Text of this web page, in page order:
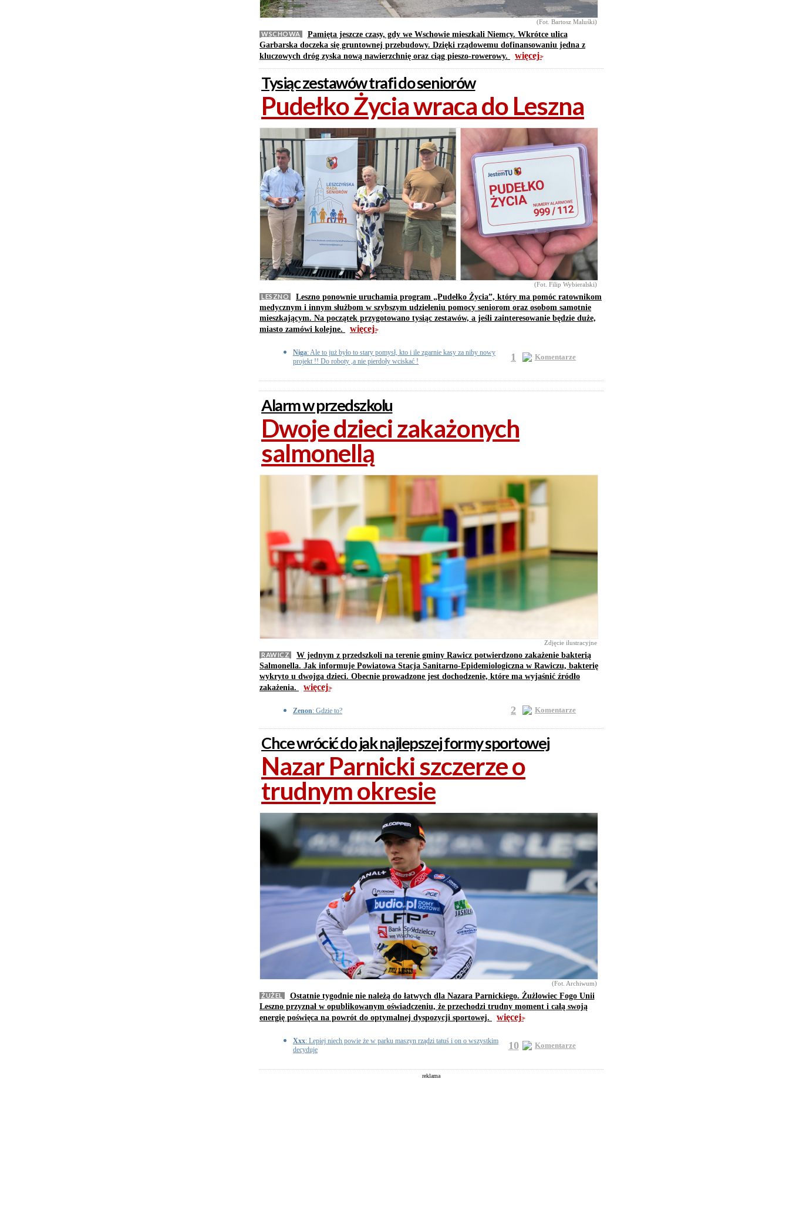
(Fot. Bartosz Maluśki)
WSCHOWA
Pamięta jeszcze czasy, gdy we Wschowie mieszkali Niemcy. Wkrótce ulica
Garbarska doczeka się gruntownej przebudowy. Dzięki rządowemu dofinansowaniu jedna z
kluczowych dróg zyska nową nawierzchnię oraz ciąg pieszo-rowerowy.
więcej>>
Tysiąc zestawów trafi do seniorów
Pudełko Życia wraca do Leszna
(Fot. Filip Wybieralski)
LESZNO
Leszno ponownie uruchamia program „Pudełko Życia”, który ma pomóc ratownikom
medycznym i innym służbom w szybszym udzieleniu pomocy seniorom oraz osobom samotnie
mieszkającym. Na początek przygotowano tysiąc zestawów, a jeśli zainteresowanie będzie duże,
miasto zamówi kolejne.
więcej>>
Niga: Ale to już było to stary pomysł, kto i ile zgarnie kasy za niby nowy
projekt !! Do roboty ,a nie pierdoły wciskać ! 1 Komentarze
Alarm w przedszkolu
Dwoje dzieci zakażonych
salmonellą
Zdjęcie ilustracyjne
RAWICZ
W jednym z przedszkoli na terenie gminy Rawicz potwierdzono zakażenie bakterią
Salmonella. Jak informuje Powiatowa Stacja Sanitarno-Epidemiologiczna w Rawiczu, bakterię
wykryto u dwojga dzieci. Obecnie prowadzone jest dochodzenie, które ma wyjaśnić źródło
zakażenia.
więcej>>
Zenon: Gdzie to? 2 Komentarze
Chce wrócić do jak najlepszej formy sportowej
Nazar Parnicki szczerze o
trudnym okresie
(Fot. Archiwum)
ŻUŻEL
Ostatnie tygodnie nie należą do łatwych dla Nazara Parnickiego. Żużlowiec Fogo Unii
Leszno przyznał w opublikowanym oświadczeniu, że przechodzi trudny moment i całą swoją
energię poświęca na powrót do optymalnej dyspozycji sportowej.
więcej>>
Xxx: Lepiej niech powie że w parku maszyn rządzi tatuś i on o wszystkim
decyduje 10 Komentarze
reklama